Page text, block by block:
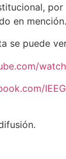
en mención.
se puede